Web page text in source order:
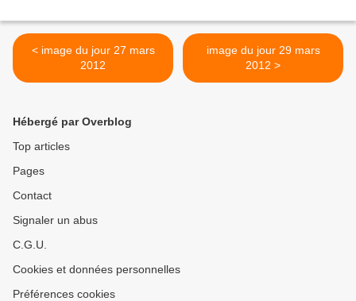
< image du jour 27 mars
2012
image du jour 29 mars
2012 >
Hébergé par Overblog
Top articles
Pages
Contact
Signaler un abus
C.G.U.
Cookies et données personnelles
Préférences cookies